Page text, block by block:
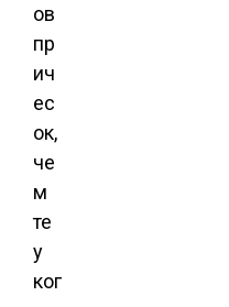
ов
пр
ич
ес
ок,
че
м
те
у
ког